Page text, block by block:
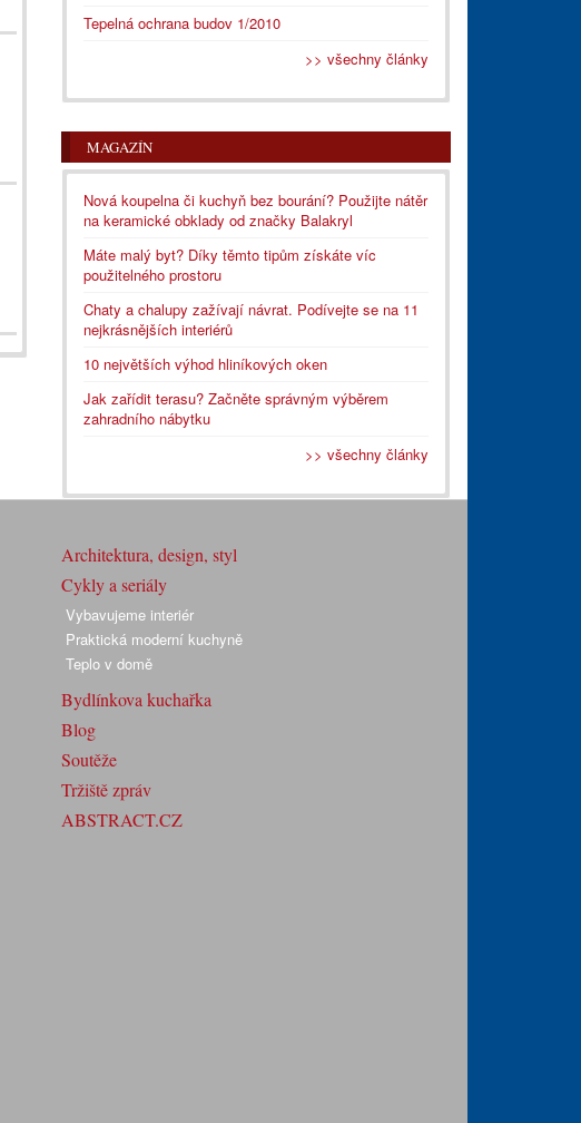
Tepelná ochrana budov 1/2010
>> všechny články
MAGAZÍN
Nová koupelna či kuchyň bez bourání? Použijte nátěr
na keramické obklady od značky Balakryl
Máte malý byt? Díky těmto tipům získáte víc
použitelného prostoru
Chaty a chalupy zažívají návrat. Podívejte se na 11
nejkrásnějších interiérů
10 největších výhod hliníkových oken
Jak zařídit terasu? Začněte správným výběrem
zahradního nábytku
>> všechny články
Architektura, design, styl
Cykly a seriály
Vybavujeme interiér
Praktická moderní kuchyně
Teplo v domě
Bydlínkova kuchařka
Blog
Soutěže
Tržiště zpráv
ABSTRACT.CZ